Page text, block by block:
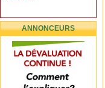
ANNONCEURS